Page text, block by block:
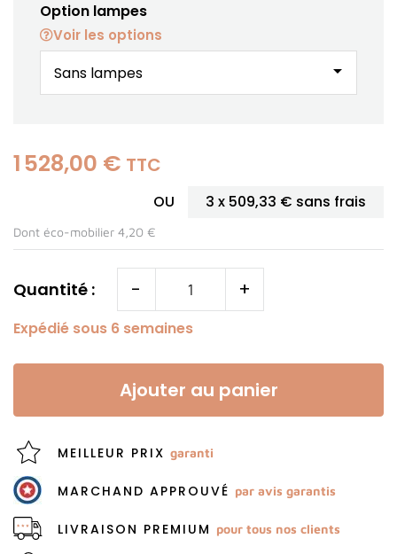
Option lampes
Voir les options
arrow_drop_down
1 528,00 € TTC
OU 3 x 509,33 € sans frais
Dont éco-mobilier 4,20 €
Quantité : - +
Expédié sous 6 semaines
Ajouter au panier
MEILLEUR PRIX garanti
MARCHAND APPROUVÉ par avis garantis
LIVRAISON PREMIUM pour tous nos clients